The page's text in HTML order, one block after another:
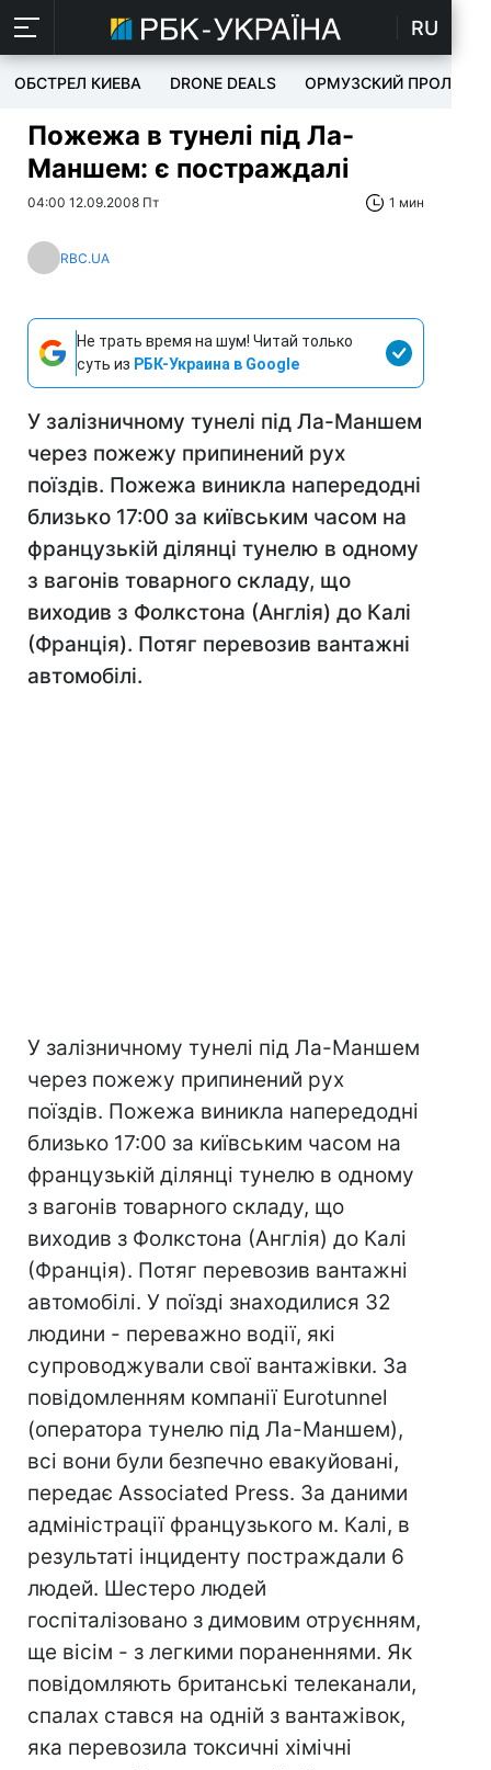
RU
ОБСТРЕЛ КИЕВА DRONE DEALS ОРМУЗСКИЙ ПРОЛИВ
Пожежа в тунелі під Ла-
Маншем: є постраждалі
04:00 12.09.2008 Пт 1 мин
RBC.UA
Не трать время на шум! Читай только
суть из РБК-Украина в Google
У залізничному тунелі під Ла-Маншем
через пожежу припинений рух
поїздів. Пожежа виникла напередодні
близько 17:00 за київським часом на
французькій ділянці тунелю в одному
з вагонів товарного складу, що
виходив з Фолкстона (Англія) до Калі
(Франція). Потяг перевозив вантажні
автомобілі.
У залізничному тунелі під Ла-Маншем
через пожежу припинений рух
поїздів. Пожежа виникла напередодні
близько 17:00 за київським часом на
французькій ділянці тунелю в одному
з вагонів товарного складу, що
виходив з Фолкстона (Англія) до Калі
(Франція). Потяг перевозив вантажні
автомобілі. У поїзді знаходилися 32
людини - переважно водії, які
супроводжували свої вантажівки. За
повідомленням компанії Eurotunnel
(оператора тунелю під Ла-Маншем),
всі вони були безпечно евакуйовані,
передає Associated Press. За даними
адміністрації французького м. Калі, в
результаті інциденту постраждали 6
людей. Шестеро людей
госпіталізовано з димовим отруєнням,
ще вісім - з легкими пораненнями. Як
повідомляють британські телеканали,
спалах стався на одній з вантажівок,
яка перевозила токсичні хімічні